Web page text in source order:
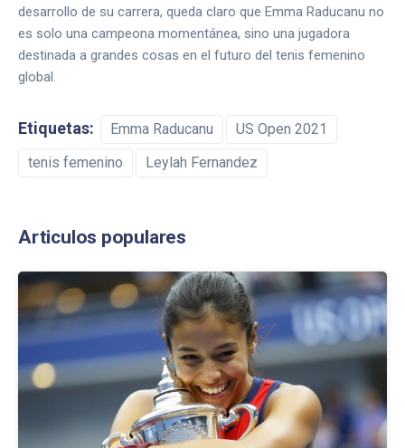
desarrollo de su carrera, queda claro que Emma Raducanu no
es solo una campeona momentánea, sino una jugadora
destinada a grandes cosas en el futuro del tenis femenino
global.
Etiquetas: Emma Raducanu
US Open 2021
tenis femenino
Leylah Fernandez
Articulos populares